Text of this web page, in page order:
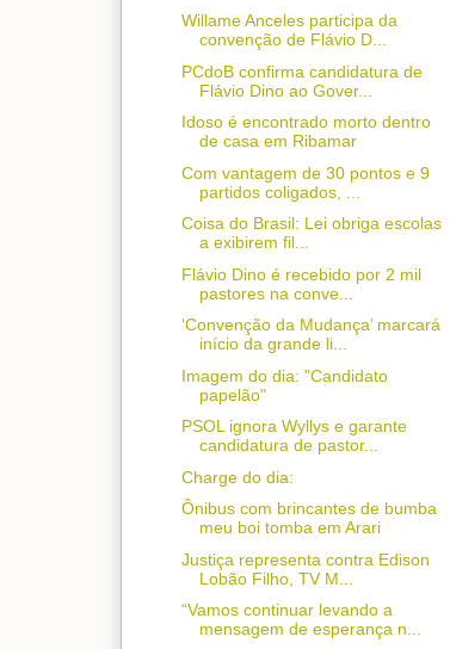
Willame Anceles participa da
convenção de Flávio D...
PCdoB confirma candidatura de
Flávio Dino ao Gover...
Idoso é encontrado morto dentro
de casa em Ribamar
Com vantagem de 30 pontos e 9
partidos coligados, ...
Coisa do Brasil: Lei obriga escolas
a exibirem fil...
Flávio Dino é recebido por 2 mil
pastores na conve...
‘Convenção da Mudança’ marcará
início da grande li...
Imagem do dia: "Candidato
papelão"
PSOL ignora Wyllys e garante
candidatura de pastor...
Charge do dia:
Ônibus com brincantes de bumba
meu boi tomba em Arari
Justiça representa contra Edison
Lobão Filho, TV M...
“Vamos continuar levando a
mensagem de esperança n...